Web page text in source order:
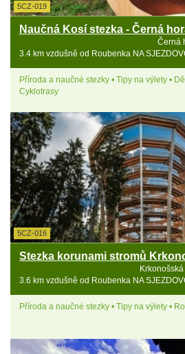
5CZ-019
Naučná Kosí stezka - Černá
Černá
3.4 km vzdušně od Roubenka NA
Příroda a naučné stezky • Tipy na výlety •
Cyklotrasy
5CZ-016
Stezka korunami stromů
3.6 km vzdušně od Roubenka NA
Příroda a naučné stezky • Tipy na výlety •